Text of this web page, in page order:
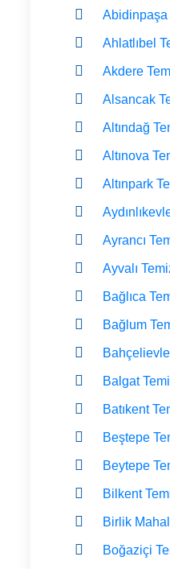
Abidinpaşa
Ahlatlıbel
Akdere
Alsancak
Altındağ
Altınova
Altınpark
Ayrancı
Ayvalı
Bağlıca
Bağlum
Balgat
Batıkent
Beştepe
Beytepe
Bilkent
Birlik
Boğaziçi